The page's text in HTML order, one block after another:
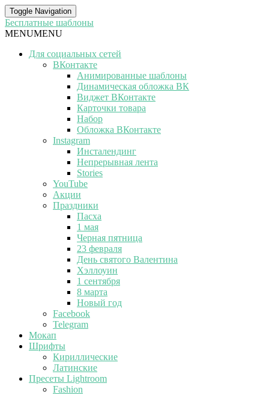
Toggle Navigation
Бесплатные шаблоны
MENUMENU
Для социальных сетей
ВКонтакте
Анимированные шаблоны
Динамическая обложка ВК
Виджет ВКонтакте
Карточки товара
Набор
Обложка ВКонтакте
Instagram
Инсталендинг
Непрерывная лента
Stories
YouTube
Акции
Праздники
Пасха
1 мая
Черная пятница
23 февраля
День святого Валентина
Хэллоуин
1 сентября
8 марта
Новый год
Facebook
Telegram
Мокап
Шрифты
Кириллические
Латинские
Пресеты Lightroom
Fashion